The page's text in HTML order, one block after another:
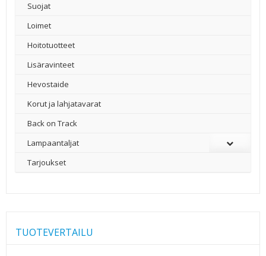
Suojat
Loimet
Hoitotuotteet
Lisäravinteet
Hevostaide
Korut ja lahjatavarat
Back on Track
Lampaantaljat
Tarjoukset
TUOTEVERTAILU